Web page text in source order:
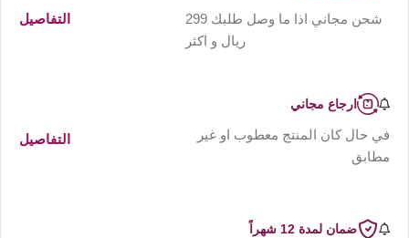
شحن مجاني اذا ما وصل طلبك 299
ريال و اكثر
التفاصيل
ارجاع مجاني
في حال كان المنتج معطوب او غير
مطابق
التفاصيل
ضمان لمدة 12 شهراً